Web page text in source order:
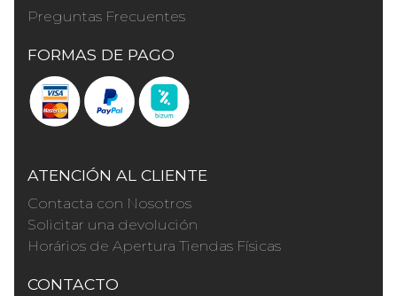
Preguntas Frecuentes
FORMAS DE PAGO
ATENCIÓN AL CLIENTE
Contacta con Nosotros
Solicitar una devolución
Horários de Apertura Tiendas Físicas
CONTACTO